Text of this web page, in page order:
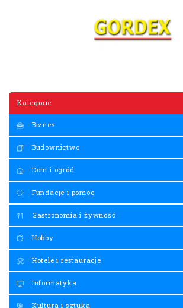
Kategorie
Biznes
Budownictwo
Dom i ogród
Fundacje i pomoc
Gastronomia i żywność
Hobby
Hotele i restauracje
Informatyka
Kultura i sztuka